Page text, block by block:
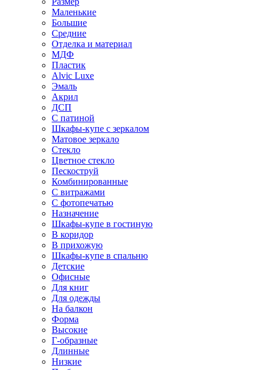
Маленькие
Большие
Средние
Отделка и материал
МДФ
Пластик
Alvic Luxe
Эмаль
Акрил
ДСП
С патиной
Шкафы-купе с зеркалом
Матовое зеркало
Стекло
Цветное стекло
Пескоструй
Комбинированные
С витражами
С фотопечатью
Назначение
Шкафы-купе в гостиную
В коридор
В прихожую
Шкафы-купе в спальню
Детские
Офисные
Для книг
Для одежды
На балкон
Форма
Высокие
Г-образные
Длинные
Низкие